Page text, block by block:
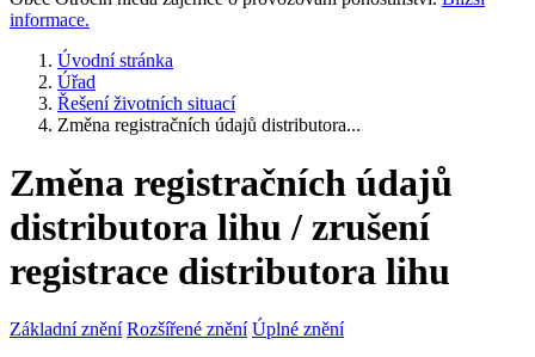
informace.
Úvodní stránka
Úřad
Řešení životních situací
Změna registračních údajů distributora...
Změna registračních údajů
distributora lihu / zrušení
registrace distributora lihu
Základní znění Rozšířené znění Úplné znění